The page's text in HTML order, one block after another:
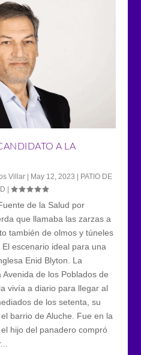
A LA
Villar | May 12, 2023 | PATIO DE
|
de la Salud por
que llamaba las zarzas a
también de olmos y túneles
escenario ideal para una
Enid Blyton. La
de los Poblados de
vivía a diario para llegar al
de los setenta, su
barrio de Aluche. Fue en la
hijo del panadero compró